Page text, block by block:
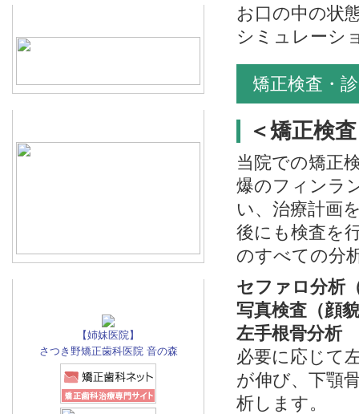
【姉妹医院】
さつき野矯正歯科医院 音の森
お口の中の状
シミュレーシ
矯正検査・
＜矯正検
当院での矯正
爆のフィンラ
い、治療計画
後にも検査を
のすべての分
セファロ分析
写真検査（顔
左手根骨分析
必要に応じて
が伸び、下顎
析します。